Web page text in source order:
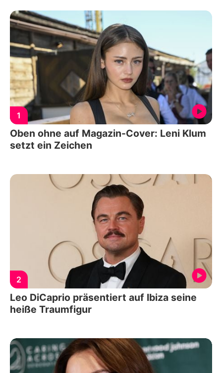
1
Oben ohne auf Magazin-Cover: Leni Klum
setzt ein Zeichen
2
Leo DiCaprio präsentiert auf Ibiza seine
heiße Traumfigur